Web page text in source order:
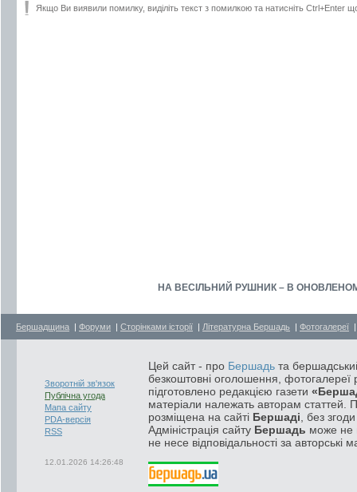
Якщо Ви виявили помилку, виділіть текст з помилкою та натисніть Ctrl+Enter
НА ВЕСІЛЬНИЙ РУШНИК – В ОНОВЛЕНОМУ
Бершадщина | Форуми | Сторінками історії | Літературна Бершадь | Фотогалереї
Зворотній зв'язок
Публічна угода
Мапа сайту
PDA-версія
RSS
12.01.2026 14:26:48
Цей сайт - про Бершадь та
безкоштовні оголошення, фотогалереї
підготовлено редакцією газети
матеріали належать авторам статтей.
розміщена на сайті Бершаді , без
Адміністрація сайту Бершадь може не
не несе відповідальності за авторські